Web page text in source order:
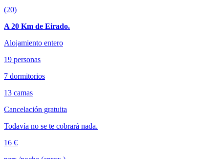
(20)
A 20 Km de Eirado.
Alojamiento entero
19 personas
7 dormitorios
13 camas
Cancelación gratuita
Todavía no se te cobrará nada.
16 €